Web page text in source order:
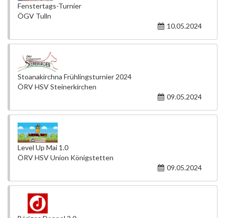
Fenstertags-Turnier
ÖGV Tulln
10.05.2024
Stoanakirchna Frühlingsturnier 2024
ÖRV HSV Steinerkirchen
09.05.2024
Level Up Mai 1.0
ÖRV HSV Union Königstetten
09.05.2024